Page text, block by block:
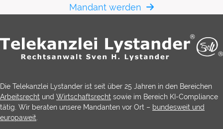
Mandant werden
Die Telekanzlei Lystander ist seit über 25 Jahren in den Bereichen
Arbeitsrecht und Wirtschaftsrecht sowie im Bereich KI-Compliance
tätig. Wir beraten unsere Mandanten vor Ort – bundesweit und
europaweit